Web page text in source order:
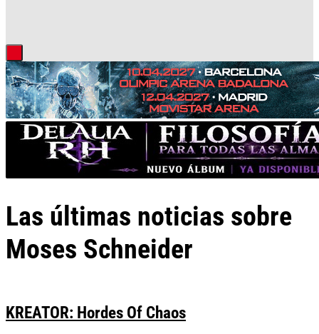
Las últimas noticias sobre
Moses Schneider
KREATOR: Hordes Of Chaos